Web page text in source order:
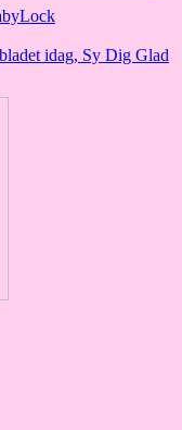
idag, Sy Dig Glad